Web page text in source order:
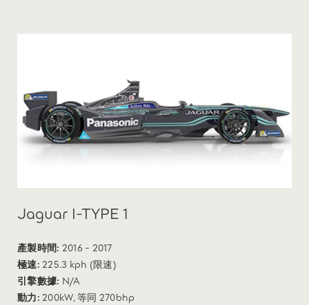
Jaguar I-TYPE 1
產製時間: 2016 - 2017
極速: 225.3 kph (限速)
引擎數據: N/A
動力: 200kW, 等同 270bhp